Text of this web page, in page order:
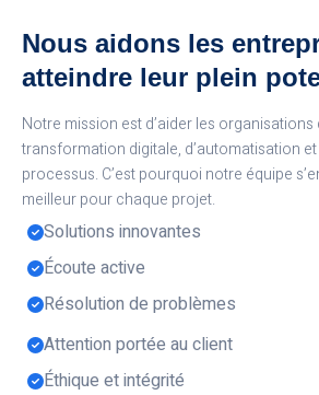
Nous aidons les
atteindre leur plein
Notre mission est d’aider les
transformation digitale, d’automatisation
processus. C’est pourquoi notre équipe
meilleur pour chaque projet.
Solutions innovantes
Écoute active
Résolution de problèmes
Attention portée au client
Éthique et intégrité